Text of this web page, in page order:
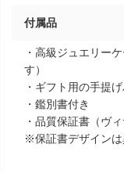
付属品
・高級ジュエリー
す）
・ギフト用の手提
・鑑別書付き
・品質保証書（ヴ
※保証書デザインは